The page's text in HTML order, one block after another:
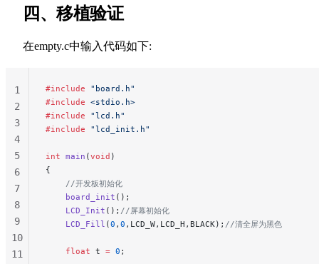
四、移植验证
在empty.c中输入代码如下:
#include "board.h"
#include <stdio.h>
#include "lcd.h"
#include "lcd_init.h"
int main (void )
{
    //开发板初始化
    board_init
();
    LCD_Init
(); //屏幕初始化
    LCD_Fill
(0 , 0 ,LCD_W,LCD_H,BLACK); //清全屏为黑色
    float
t = 0 ;
1
2
3
4
5
6
7
8
9
10
11